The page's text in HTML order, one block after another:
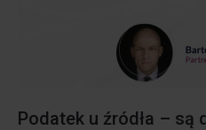
Podatek u źródła – są